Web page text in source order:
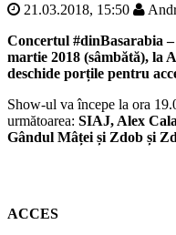
21.03.2018, 15:50
Concertul #dinBasarabia –
martie 2018 (sâmbătă), la
deschide porțile pentru
Show-ul va începe la ora
următoarea: SIAJ, Alex
Gândul Mâței și Zdob și
ACCES